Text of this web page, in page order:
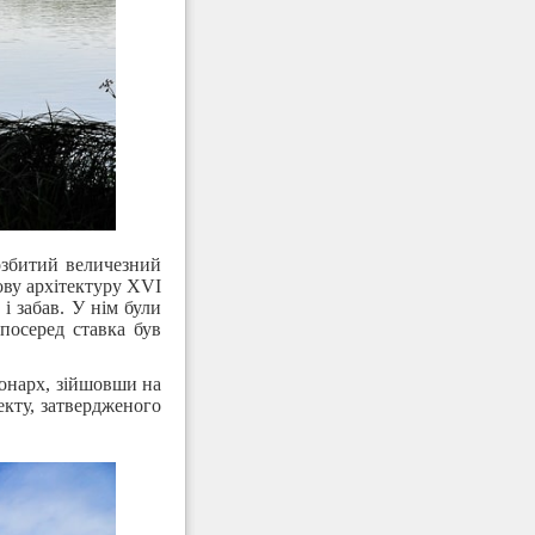
величезний
архітектуру XVI
забав. У нім були
ставка був
зійшовши на
затвердженого